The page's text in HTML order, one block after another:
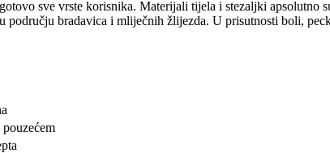
sve vrste korisnika. Materijali tijela i stezaljki
području bradavica i mliječnih žlijezda. U prisutnosti boli,
pouzećem